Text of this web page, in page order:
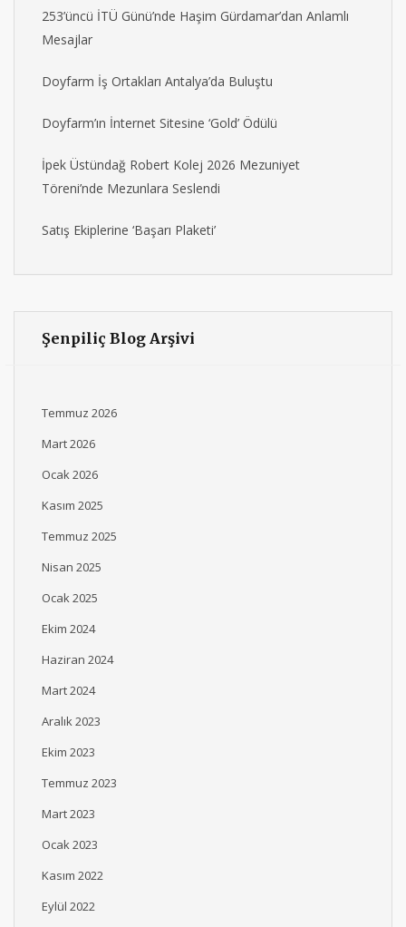
253’üncü İTÜ Günü’nde Haşim Gürdamar’dan Anlamlı
Mesajlar
Doyfarm İş Ortakları Antalya’da Buluştu
Doyfarm’ın İnternet Sitesine ‘Gold’ Ödülü
İpek Üstündağ Robert Kolej 2026 Mezuniyet
Töreni’nde Mezunlara Seslendi
Satış Ekiplerine ‘Başarı Plaketi’
Şenpiliç Blog Arşivi
Temmuz 2026
Mart 2026
Ocak 2026
Kasım 2025
Temmuz 2025
Nisan 2025
Ocak 2025
Ekim 2024
Haziran 2024
Mart 2024
Aralık 2023
Ekim 2023
Temmuz 2023
Mart 2023
Ocak 2023
Kasım 2022
Eylül 2022